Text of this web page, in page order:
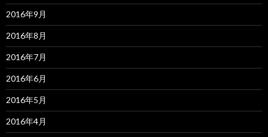
2016年9月
2016年8月
2016年7月
2016年6月
2016年5月
2016年4月